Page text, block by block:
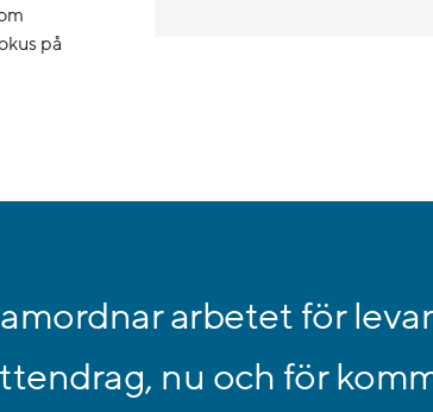
på
arbetet för
nu och för